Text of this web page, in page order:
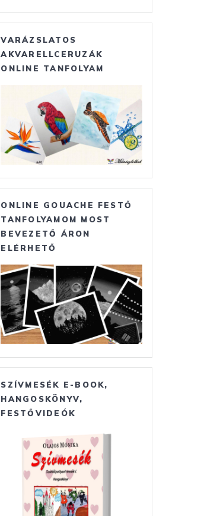
VARÁZSLATOS
AKVARELLCERUZÁK
ONLINE TANFOLYAM
ONLINE GOUACHE FESTŐ
TANFOLYAMOM MOST
BEVEZETŐ ÁRON
ELÉRHETŐ
SZÍVMESÉK E-BOOK,
HANGOSKÖNYV,
FESTŐVIDEÓK